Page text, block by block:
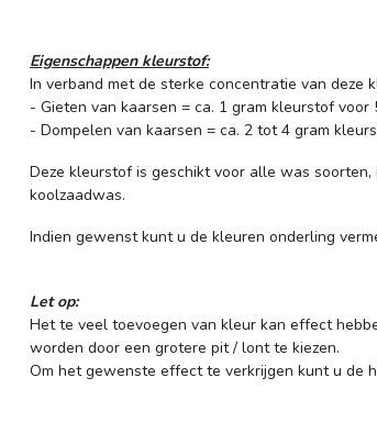
Eigenschappen kleurstof:
In verband met de sterke concentratie van deze
- Gieten van kaarsen = ca. 1 gram kleurstof
- Dompelen van kaarsen = ca. 2 tot 4 gram
Deze kleurstof is geschikt voor alle was
koolzaadwas.
Indien gewenst kunt u de kleuren onderling
Let op:
Het te veel toevoegen van kleur kan effect
worden door een grotere pit / lont te kiezen.
Om het gewenste effect te verkrijgen kunt u de